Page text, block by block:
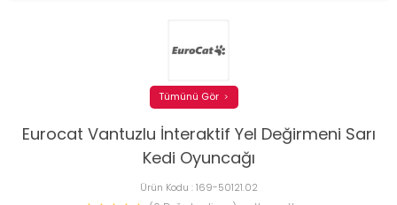
Eurocat Vantuzlu İnteraktif Yel Değirmeni Sarı
Kedi Oyuncağı
Ürün Kodu :169-50121.02
Tümünü Gör